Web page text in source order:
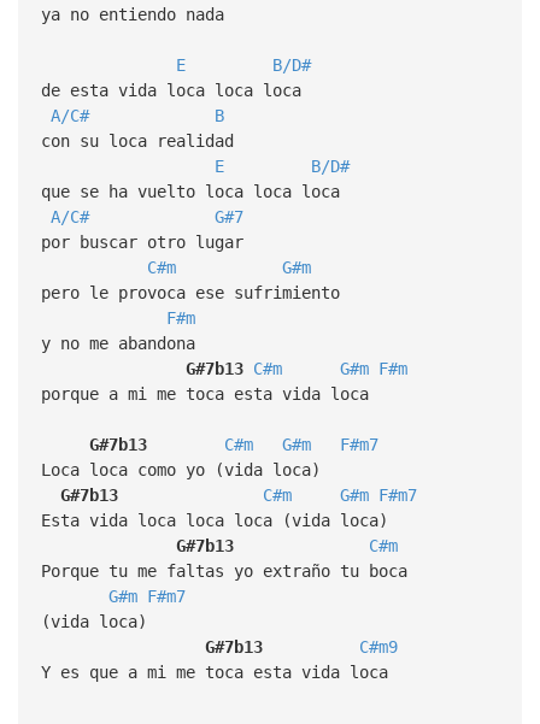
ya no entiendo nada
E
B/D#
de esta vida loca loca loca
A/C#
B
con su loca realidad
E
B/D#
que se ha vuelto loca loca loca
A/C#
G#7
por buscar otro lugar
C#m
G#m
pero le provoca ese sufrimiento
F#m
y no me abandona
G#7b13 C#m G#m F#m
porque a mi me toca esta vida loca
G#7b13 C#m G#m
F#m7
Loca loca como yo (vida loca)
G#7b13
C#m G#m F#m7
Esta vida loca loca loca (vida loca)
G#7b13
C#m
Porque tu me faltas yo extraño tu boca
G#m F#m7
(vida loca)
G#7b13
C#m9
Y es que a mi me toca esta vida loca